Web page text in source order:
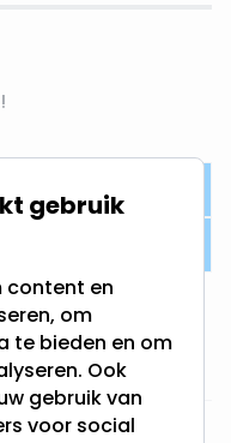
gebruik
content en
om
te bieden en om
Ook
gebruik van
voor social